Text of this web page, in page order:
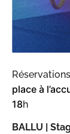
place à
18h
BALLU |